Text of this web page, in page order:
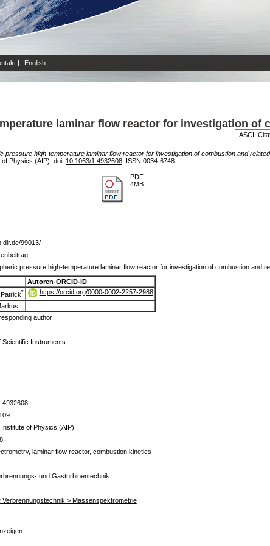
| English
laminar flow reactor for investigation of
pressure high-temperature laminar flow reactor for investigation of combustion and
Physics (AIP). doi: 10.1063/1.4932608 . ISSN 0034-6748.
PDF
4MB
99013/
pressure high-temperature laminar flow reactor for investigation of combustion and
Autoren-ORCID-iD
*
https://orcid.org/0000-0002-2257-2988
author
Scientific Instruments
of Physics (AIP)
laminar flow reactor, combustion kinetics
und Gasturbinentechnik
Verbrennungstechnik > Massenspektrometrie